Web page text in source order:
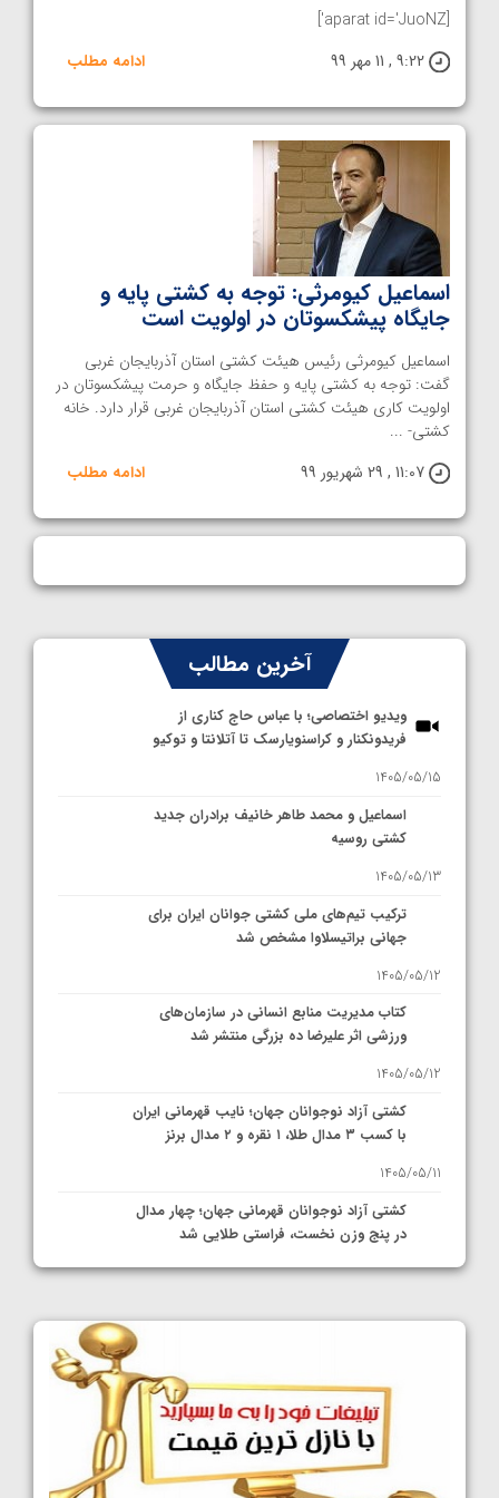
[aparat id='JuoNZ']
9:22 , 11 مهر 99
ادامه مطلب
اسماعیل کیومرثی: توجه به کشتی پایه و
جایگاه پیشکسوتان در اولویت است
اسماعیل کیومرثی رئیس هیئت کشتی استان آذربایجان غربی
گفت: توجه به کشتی پایه و حفظ جایگاه و حرمت پیشکسوتان در
اولویت کاری هیئت کشتی استان آذربایجان غربی قرار دارد. خانه
کشتی- ...
11:07 , 29 شهریور 99
ادامه مطلب
آخرین مطالب
ویدیو اختصاصی؛ با عباس حاج کناری از
فریدونکنار و کراسنویارسک تا آتلانتا و توکیو
1405/05/15
اسماعیل و محمد طاهر خانیف برادران جدید
کشتی روسیه
1405/05/13
ترکیب تیم‌های ملی کشتی جوانان ایران برای
جهانی براتیسلاوا مشخص شد
1405/05/12
کتاب مدیریت منابع انسانی در سازمان‌های
ورزشی اثر علیرضا ده بزرگی منتشر شد
1405/05/12
کشتی آزاد نوجوانان جهان؛ نایب قهرمانی ایران
با کسب ۳ مدال طلا، ۱ نقره و ۲ مدال برنز
1405/05/11
کشتی آزاد نوجوانان قهرمانی جهان؛ چهار مدال
در پنج وزن نخست، فراستی طلایی شد
1405/05/11
کشتی آزاد نوجوانان جهان؛ رقبای نمایندگان
ایران مشخص شدند
1405/05/08